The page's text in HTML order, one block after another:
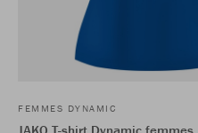
FEMMES DYNAMIC
JAKO T-shirt Dynamic femmes